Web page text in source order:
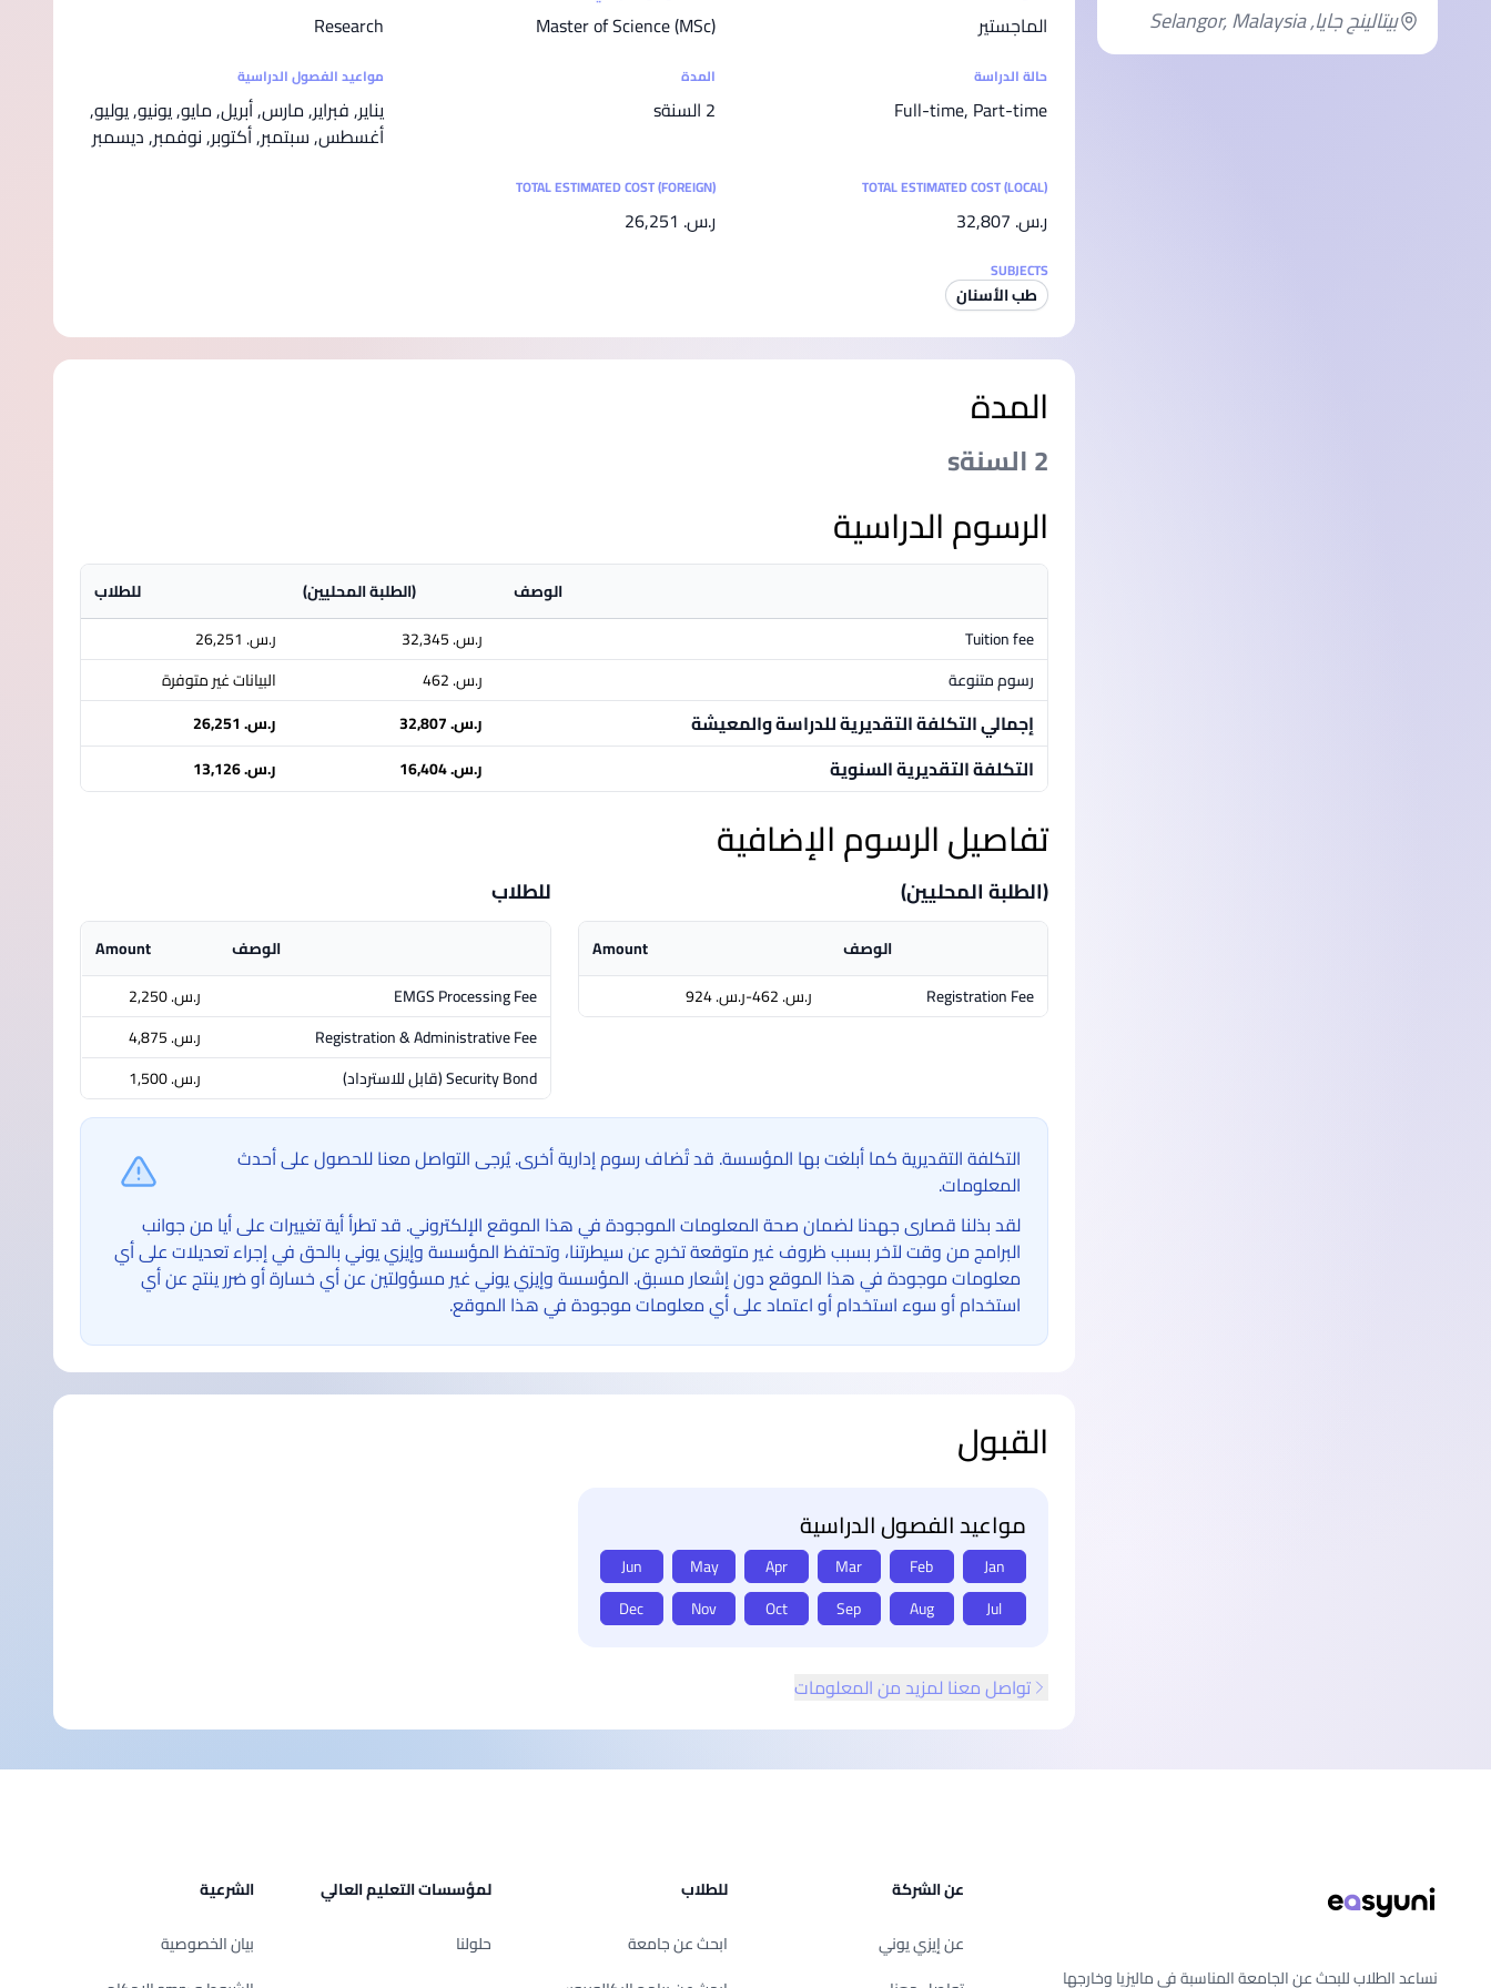
SEGi University Kota Damansara بيتالينج جايا, Selangor, Malaysia الماجستير Master of Science (MSc)
Research
حالة الدراسة
Full-time, Part-time
المدة
2 السنةs
مواعيد الفصول الدراسية
يناير, فبراير, مارس, أبريل, مايو, يونيو, يوليو,
أغسطس, سبتمبر, أكتوبر, نوفمبر, ديسمبر
TOTAL ESTIMATED COST (LOCAL)
ر.س.‏ 32,807
TOTAL ESTIMATED COST (FOREIGN)
ر.س.‏ 26,251
SUBJECTS
طب الأسنان
المدة
2 السنةs
الرسوم الدراسية
الوصف (الطلبة المحليين)
للطلاب
Tuition fee
ر.س.‏ 32,345
ر.س.‏ 26,251
رسوم متنوعة
ر.س.‏ 462 البيانات غير متوفرة
إجمالي التكلفة التقديرية للدراسة والمعيشة ر.س.‏ 32,807 ر.س.‏ 26,251
التكلفة التقديرية السنوية ر.س.‏ 16,404 ر.س.‏ 13,126
تفاصيل الرسوم الإضافية
(الطلبة المحليين)
الوصف
Amount
Registration Fee
ر.س.‏ 462-ر.س.‏ 924
للطلاب
الوصف
Amount
EMGS Processing Fee
ر.س.‏ 2,250
Registration & Administrative Fee
ر.س.‏ 4,875
Security Bond(قابل للاسترداد) ر.س.‏ 1,500
التكلفة التقديرية كما أبلغت بها المؤسسة. قد تُضاف رسوم إدارية أخرى. يُرجى التواصل معنا للحصول على أحدث
المعلومات.
لقد بذلنا قصارى جهدنا لضمان صحة المعلومات الموجودة في هذا الموقع الإلكتروني. قد تطرأ أية تغييرات على أيا من جوانب
البرامج من وقت لآخر بسبب ظروف غير متوقعة تخرج عن سيطرتنا، وتحتفظ المؤسسة وإيزي يوني بالحق في إجراء تعديلات على أي
معلومات موجودة في هذا الموقع دون إشعار مسبق. المؤسسة وإيزي يوني غير مسؤولتين عن أي خسارة أو ضرر ينتج عن أي
استخدام أو سوء استخدام أو اعتماد على أي معلومات موجودة في هذا الموقع.
القبول
مواعيد الفصول الدراسية
Jan
Feb
Mar
Apr
May
Jun
Jul
Aug
Sep
Oct
Nov
Dec
تواصل معنا لمزيد من المعلومات
نساعد الطلاب للبحث عن الجامعة المناسبة في ماليزيا وخارجها
عن الشركة
عن إيزي يوني
للطلاب
ابحث عن جامعة
لمؤسسات التعليم العالي
حلولنا
الشرعية
بيان الخصوصية